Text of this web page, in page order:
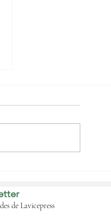
de Lavicepress